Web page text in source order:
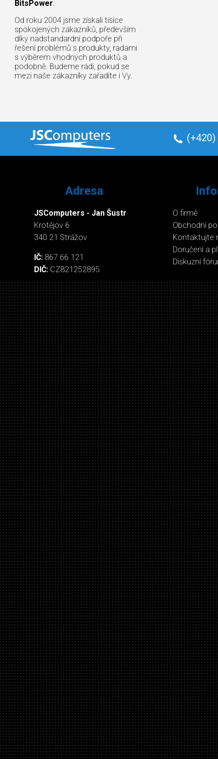
BitsPower.
Od roku 2004 jsme získali tisíce
spokojených zákazníků, především
díky nadstandardní podpoře při
řešení problémů s produkty, radami
s výběrem vhodných produktů a
podobně. Budeme rádi, pokud se
mezi naše zákazníky zařadíte i Vy.
(+420)
Adresa
JSComputers - Jan Šustr
Krotějov 6
340 21 Strážov
IČ: 867 66 121
DIČ: CZ821252895
O firmě
Obchodní
Kontaktujte
Doručení a
Diskuzní